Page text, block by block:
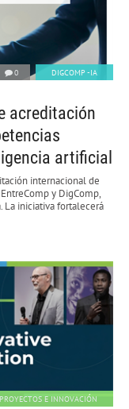
0 DIGCOMP -IA
acreditación
artificial
internacional de
y DigComp,
La iniciativa fortalecerá
PROYECTOS E INNOVACIÓN